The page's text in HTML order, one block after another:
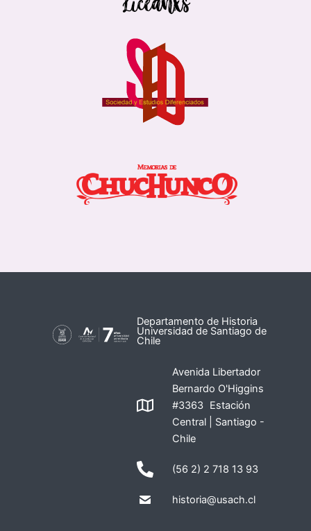
Departamento de Historia
Universidad de Santiago de
Chile
Avenida Libertador
Bernardo O'Higgins
#3363 Estación
Central | Santiago -
Chile
(56 2) 2 718 13 93
historia@usach.cl